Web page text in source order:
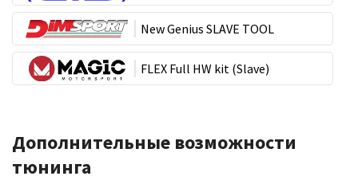
New Genius SLAVE TOOL
FLEX Full HW kit (Slave)
Дополнительные возможности
тюнинга